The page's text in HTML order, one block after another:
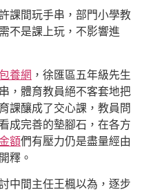
課間玩手串，部門小學教
不是課上玩，不影響進
養網 ，徐匯區五年級先生
，體育教員絕不客套地把
課釀成了交心課，教員問
成完善的墊腳石，在各方
額們有壓力仍是盡量經由
釋。
中間主任王楓以為，逐步